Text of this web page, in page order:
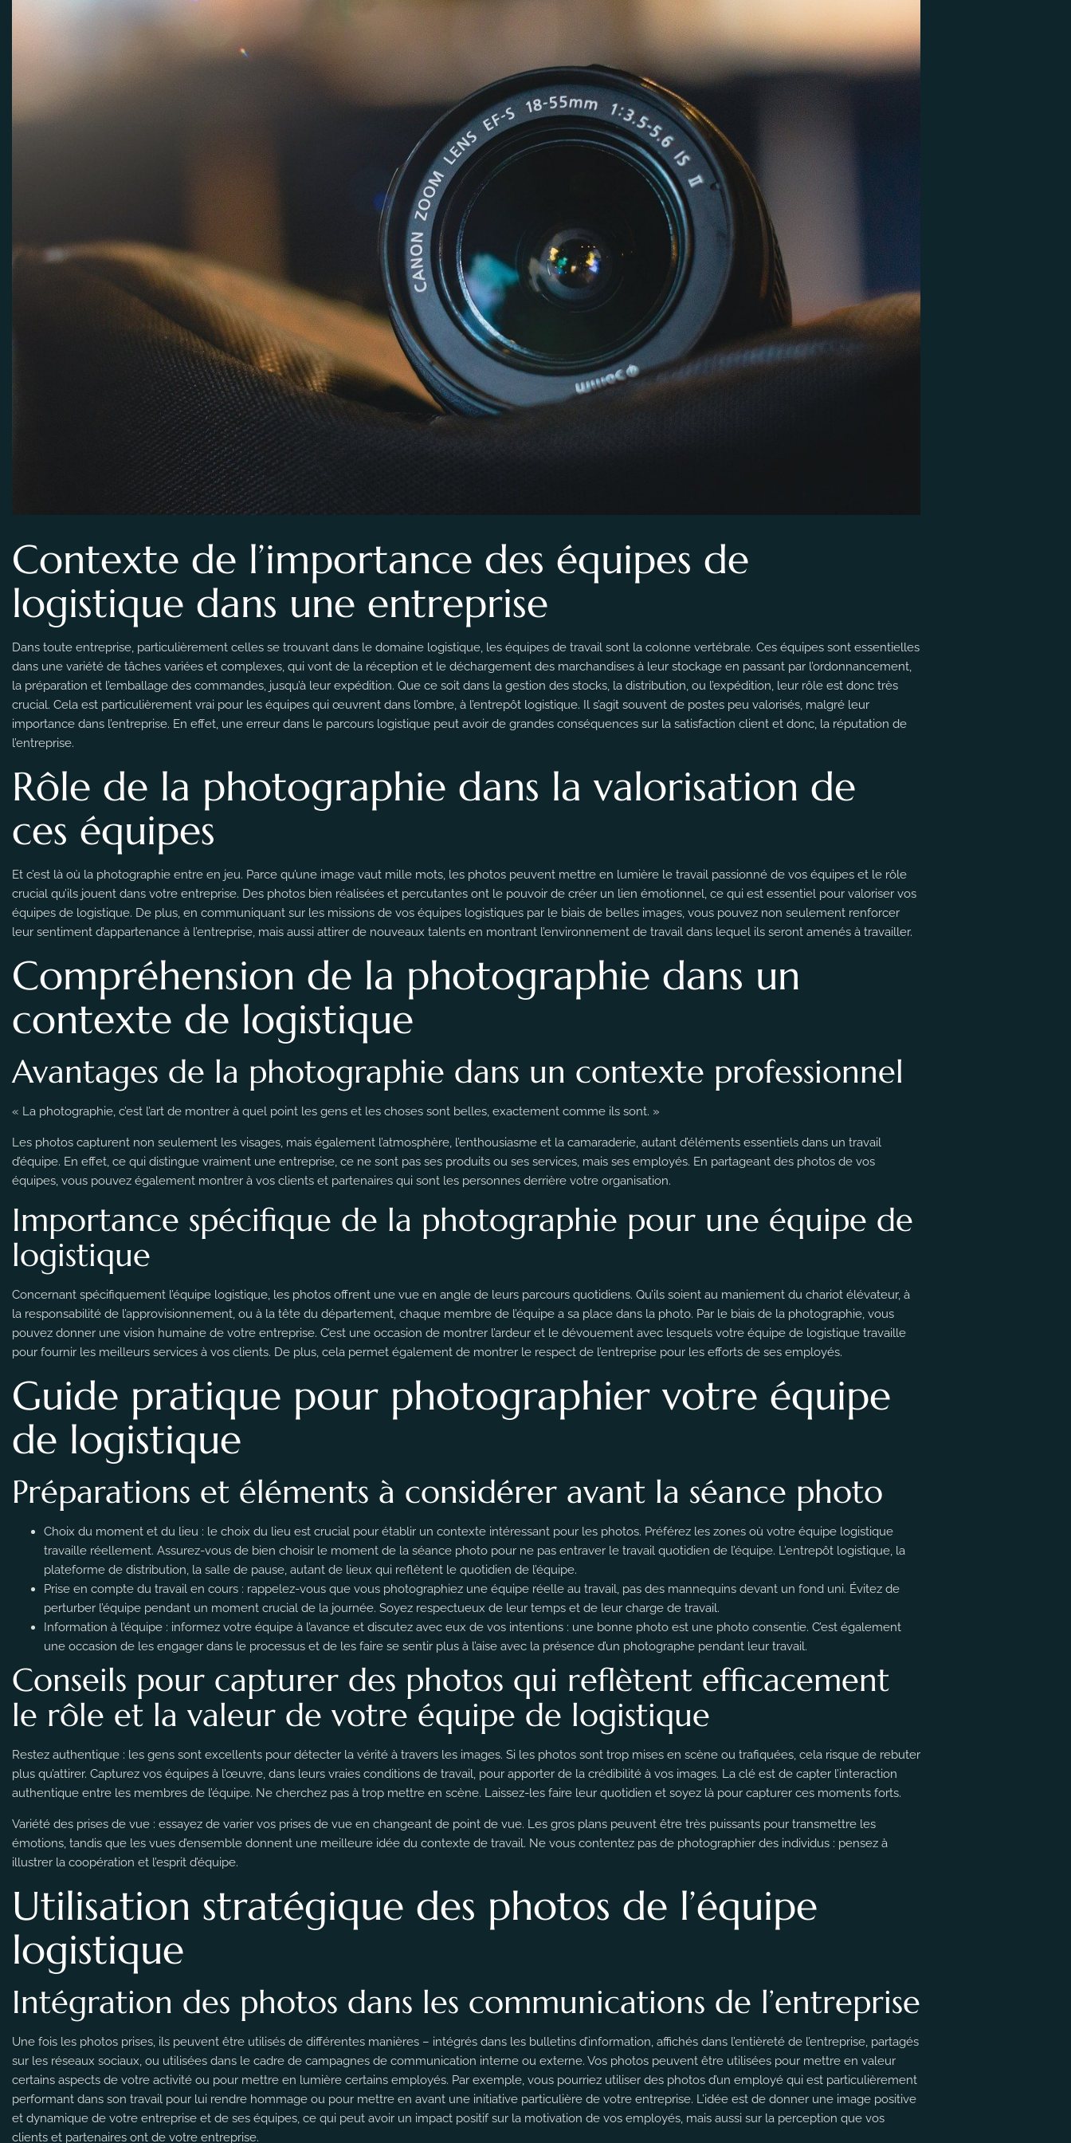
Contexte de l’importance des équipes de
logistique dans une entreprise
Dans toute entreprise, particulièrement celles se trouvant dans le domaine logistique, les équipes de travail sont la colonne vertébrale. Ces équipes sont essentielles
dans une variété de tâches variées et complexes, qui vont de la réception et le déchargement des marchandises à leur stockage en passant par l’ordonnancement,
la préparation et l’emballage des commandes, jusqu’à leur expédition. Que ce soit dans la gestion des stocks, la distribution, ou l’expédition, leur rôle est donc très
crucial. Cela est particulièrement vrai pour les équipes qui œuvrent dans l’ombre, à l’entrepôt logistique. Il s’agit souvent de postes peu valorisés, malgré leur
importance dans l’entreprise. En effet, une erreur dans le parcours logistique peut avoir de grandes conséquences sur la satisfaction client et donc, la réputation de
l’entreprise.
Rôle de la photographie dans la valorisation de
ces équipes
Et c’est là où la photographie entre en jeu. Parce qu’une image vaut mille mots, les photos peuvent mettre en lumière le travail passionné de vos équipes et le rôle
crucial qu’ils jouent dans votre entreprise. Des photos bien réalisées et percutantes ont le pouvoir de créer un lien émotionnel, ce qui est essentiel pour valoriser vos
équipes de logistique. De plus, en communiquant sur les missions de vos équipes logistiques par le biais de belles images, vous pouvez non seulement renforcer
leur sentiment d’appartenance à l’entreprise, mais aussi attirer de nouveaux talents en montrant l’environnement de travail dans lequel ils seront amenés à travailler.
Compréhension de la photographie dans un
contexte de logistique
Avantages de la photographie dans un contexte professionnel
« La photographie, c’est l’art de montrer à quel point les gens et les choses sont belles, exactement comme ils sont. »
Les photos capturent non seulement les visages, mais également l’atmosphère, l’enthousiasme et la camaraderie, autant d’éléments essentiels dans un travail
d’équipe. En effet, ce qui distingue vraiment une entreprise, ce ne sont pas ses produits ou ses services, mais ses employés. En partageant des photos de vos
équipes, vous pouvez également montrer à vos clients et partenaires qui sont les personnes derrière votre organisation.
Importance spécifique de la photographie pour une équipe de
logistique
Concernant spécifiquement l’équipe logistique, les photos offrent une vue en angle de leurs parcours quotidiens. Qu’ils soient au maniement du chariot élévateur, à
la responsabilité de l’approvisionnement, ou à la tête du département, chaque membre de l’équipe a sa place dans la photo. Par le biais de la photographie, vous
pouvez donner une vision humaine de votre entreprise. C’est une occasion de montrer l’ardeur et le dévouement avec lesquels votre équipe de logistique travaille
pour fournir les meilleurs services à vos clients. De plus, cela permet également de montrer le respect de l’entreprise pour les efforts de ses employés.
Guide pratique pour photographier votre équipe
de logistique
Préparations et éléments à considérer avant la séance photo
Choix du moment et du lieu : le choix du lieu est crucial pour établir un contexte intéressant pour les photos. Préférez les zones où votre équipe logistique
travaille réellement. Assurez-vous de bien choisir le moment de la séance photo pour ne pas entraver le travail quotidien de l’équipe. L’entrepôt logistique, la
plateforme de distribution, la salle de pause, autant de lieux qui reflètent le quotidien de l’équipe.
Prise en compte du travail en cours : rappelez-vous que vous photographiez une équipe réelle au travail, pas des mannequins devant un fond uni. Évitez de
perturber l’équipe pendant un moment crucial de la journée. Soyez respectueux de leur temps et de leur charge de travail.
Information à l’équipe : informez votre équipe à l’avance et discutez avec eux de vos intentions : une bonne photo est une photo consentie. C’est également
une occasion de les engager dans le processus et de les faire se sentir plus à l’aise avec la présence d’un photographe pendant leur travail.
Conseils pour capturer des photos qui reflètent efficacement
le rôle et la valeur de votre équipe de logistique
Restez authentique : les gens sont excellents pour détecter la vérité à travers les images. Si les photos sont trop mises en scène ou trafiquées, cela risque de rebuter
plus qu’attirer. Capturez vos équipes à l’œuvre, dans leurs vraies conditions de travail, pour apporter de la crédibilité à vos images. La clé est de capter l’interaction
authentique entre les membres de l’équipe. Ne cherchez pas à trop mettre en scène. Laissez-les faire leur quotidien et soyez là pour capturer ces moments forts.
Variété des prises de vue : essayez de varier vos prises de vue en changeant de point de vue. Les gros plans peuvent être très puissants pour transmettre les
émotions, tandis que les vues d’ensemble donnent une meilleure idée du contexte de travail. Ne vous contentez pas de photographier des individus : pensez à
illustrer la coopération et l’esprit d’équipe.
Utilisation stratégique des photos de l’équipe
logistique
Intégration des photos dans les communications de l’entreprise
Une fois les photos prises, ils peuvent être utilisés de différentes manières – intégrés dans les bulletins d’information, affichés dans l’entièreté de l’entreprise, partagés
sur les réseaux sociaux, ou utilisées dans le cadre de campagnes de communication interne ou externe. Vos photos peuvent être utilisées pour mettre en valeur
certains aspects de votre activité ou pour mettre en lumière certains employés. Par exemple, vous pourriez utiliser des photos d’un employé qui est particulièrement
performant dans son travail pour lui rendre hommage ou pour mettre en avant une initiative particulière de votre entreprise. L’idée est de donner une image positive
et dynamique de votre entreprise et de ses équipes, ce qui peut avoir un impact positif sur la motivation de vos employés, mais aussi sur la perception que vos
clients et partenaires ont de votre entreprise.